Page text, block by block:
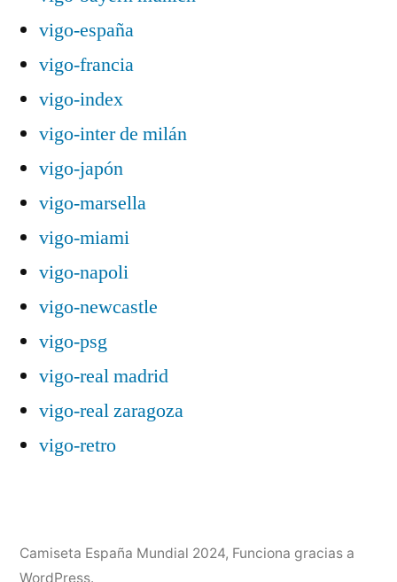
vigo-españa
vigo-francia
vigo-index
vigo-inter de milán
vigo-japón
vigo-marsella
vigo-miami
vigo-napoli
vigo-newcastle
vigo-psg
vigo-real madrid
vigo-real zaragoza
vigo-retro
Camiseta España Mundial 2024, Funciona gracias a
WordPress.